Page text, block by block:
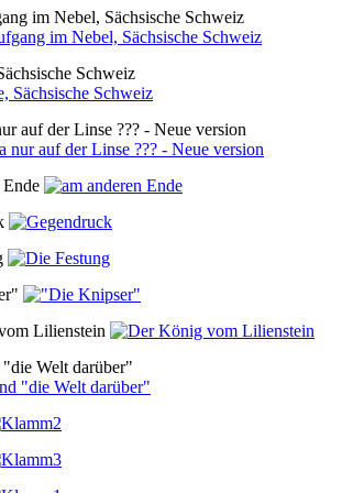
im Nebel, Sächsische Schweiz
Schweiz
auf der Linse ??? - Neue version
Ende
Lilienstein
Welt darüber"